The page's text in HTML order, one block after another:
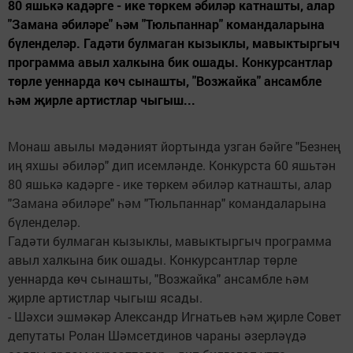
80 яшькә кадәрге - ике төркем әбиләр катнашты, алар
"Замана әбиләре" һәм "Тюльпаннар" командаларына
бүленделәр. Гадәти булмаган кызыклы, мавыктыргыч
программа авыл халкына бик ошады. Конкурсантлар
төрле уеннарда көч сынашты, "Возжайка" ансамбле
һәм җирле артистлар чыгыш...
Монаш авылы мәдәният йортында узган бәйге "Безнең
иң яхшы әбиләр" дип исемләнде. Конкурста 60 яшьтән
80 яшькә кадәрге - ике төркем әбиләр катнашты, алар
"Замана әбиләре" һәм "Тюльпаннар" командаларына
бүленделәр.
Гадәти булмаган кызыклы, мавыктыргыч программа
авыл халкына бик ошады. Конкурсантлар төрле
уеннарда көч сынашты, "Возжайка" ансамбле һәм
җирле артистлар чыгыш ясады.
- Шәхси эшмәкәр Александр Игнатьев һәм җирле Совет
депутаты Ролан Шәмсетдинов чараны әзерләүдә